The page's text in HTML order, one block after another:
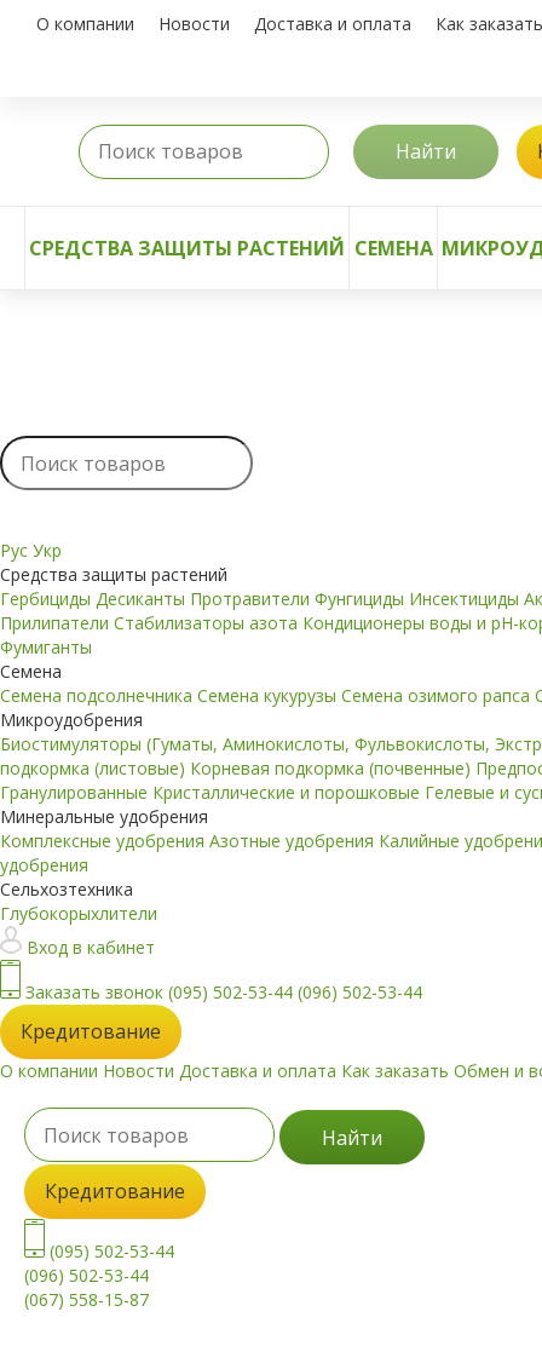
О компании Новости Доставка и оплата Как заказать
Найти
СРЕДСТВА ЗАЩИТЫ РАСТЕНИЙ СЕМЕНА
Рус Укр
Средства защиты растений
Гербициды Десиканты Протравители Фунгициды Инсектициды
Прилипатели Стабилизаторы азота Кондиционеры воды и pH-
Фумиганты
Семена
Семена подсолнечника Семена кукурузы Семена озимого рапса
Микроудобрения
Биостимуляторы (Гуматы, Аминокислоты, Фульвокислоты,
подкормка (листовые) Корневая подкормка (почвенные)
Гранулированные Кристаллические и порошковые Гелевые и
Минеральные удобрения
Комплексные удобрения Азотные удобрения Калийные
удобрения
Сельхозтехника
Глубокорыхлители
Вход в кабинет
Заказать звонок (095) 502-53-44 (096) 502-53-44
Кредитование
О компании Новости Доставка и оплата Как заказать Обмен и
Найти
Кредитование
(095) 502-53-44
(096) 502-53-44
(067) 558-15-87